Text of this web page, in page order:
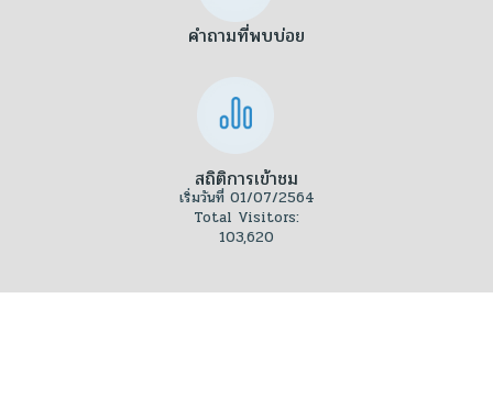
คำถามที่พบบ่อย
สถิติการเข้าชม
เริ่มวันที่ 01/07/2564
Total Visitors:
103,620